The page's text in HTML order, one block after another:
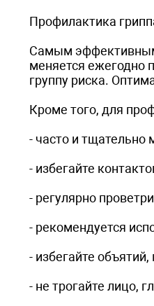
Профилактика
Самым эффективным
меняется ежегодно
группу риска.
Кроме того, для
- часто и тщательно
- избегайте
- регулярно
- рекомендуется
- избегайте
- не трогайте лицо,